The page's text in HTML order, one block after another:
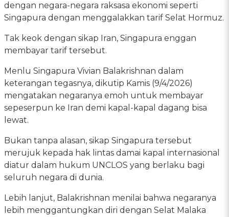
dengan negara-negara raksasa ekonomi seperti
Singapura dengan menggalakkan tarif Selat Hormuz.
Tak keok dengan sikap Iran, Singapura enggan
membayar tarif tersebut.
Menlu Singapura Vivian Balakrishnan dalam
keterangan tegasnya, dikutip Kamis (9/4/2026)
mengatakan negaranya emoh untuk membayar
sepeserpun ke Iran demi kapal-kapal dagang bisa
lewat.
Bukan tanpa alasan, sikap Singapura tersebut
merujuk kepada hak lintas damai kapal internasional
diatur dalam hukum UNCLOS yang berlaku bagi
seluruh negara di dunia.
Lebih lanjut, Balakrishnan menilai bahwa negaranya
lebih menggantungkan diri dengan Selat Malaka